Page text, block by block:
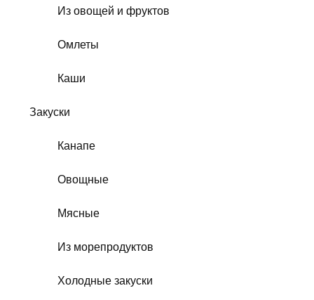
Из овощей и фруктов
Омлеты
Каши
Закуски
Канапе
Овощные
Мясные
Из морепродуктов
Холодные закуски